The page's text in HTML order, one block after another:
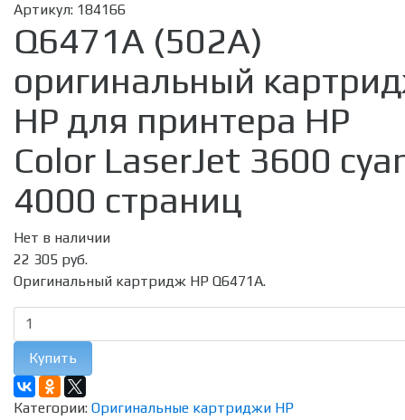
Артикул: 184166
Q6471A (502A)
оригинальный
HP для принтера HP
Color LaserJet 3600
4000 страниц
Нет в наличии
22 305 руб.
Оригинальный картридж HP Q6471A.
Купить
Категории: Оригинальные картриджи HP